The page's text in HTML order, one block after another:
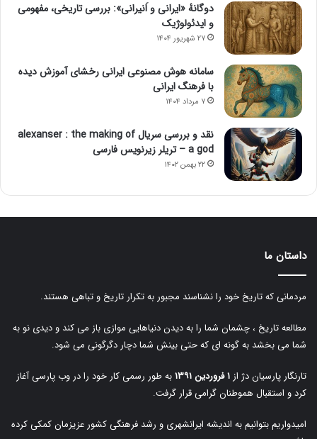
دوگانهٔ «ایرانی و اَنیرانی»: بررسی تاریخی، مفهومی
و ایدئولوژیک
۲۷ شهریور ۱۴۰۴
سامانه هوش مصنوعی ایرانی رخشای آموزش دیده
با فرهنگ ایرانی
۷ مرداد ۱۴۰۴
نقد و بررسی سریال alexanser : the making of
a god – تریلر زیرنویس فارسی
۲۲ بهمن ۱۴۰۲
داستان ما
مردمانی که تاریخ خود را نشناسند مجبور به تکرار تاریخ و تباهی هستند.
مطالعه تاریخ ، چشمان شما را به دیدن دنیاهایی موازی باز می کند و دیدی نو به
شما می بخشد به گونه ای که حتی بینش شما دچار دگرگونی می شود.
تارنگار پارسیان دژ از ۱ فروردین ۱۳۹۱
به طور رسمی کار خود را در وب پارسی آغاز
کرد و استقبال هموطنان گرامی قرار گرفت.
امیدواریم بتوانیم به اندیشه ایرانشهری و رشد فرهنگی کشور عزیزمان کمکی کرده